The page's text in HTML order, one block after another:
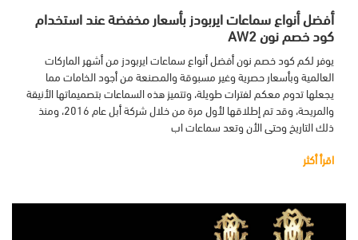
أفضل أنواع سماعات ايربودز بأسعار مخفضة عند استخدام
كود خصم نون AW2
يوفر لكم كود خصم نون أفضل أنواع سماعات ايربودز من أشهر الماركات
العالمية وبأسعار حصرية وغير مسبوقة والمصنعة من أجود الخامات مما
يجعلها تدوم معكم لفترات طويلة، وتتميز هذه السماعات بتصميماتها الأنيقة
والمريحة، وقد تم إطلاقها لأول مرة من خلال شركة أبل عام 2016، ومنذ
ذلك التاريخ وحتى الأن وتعد سماعات اب
اقرأ أكثر